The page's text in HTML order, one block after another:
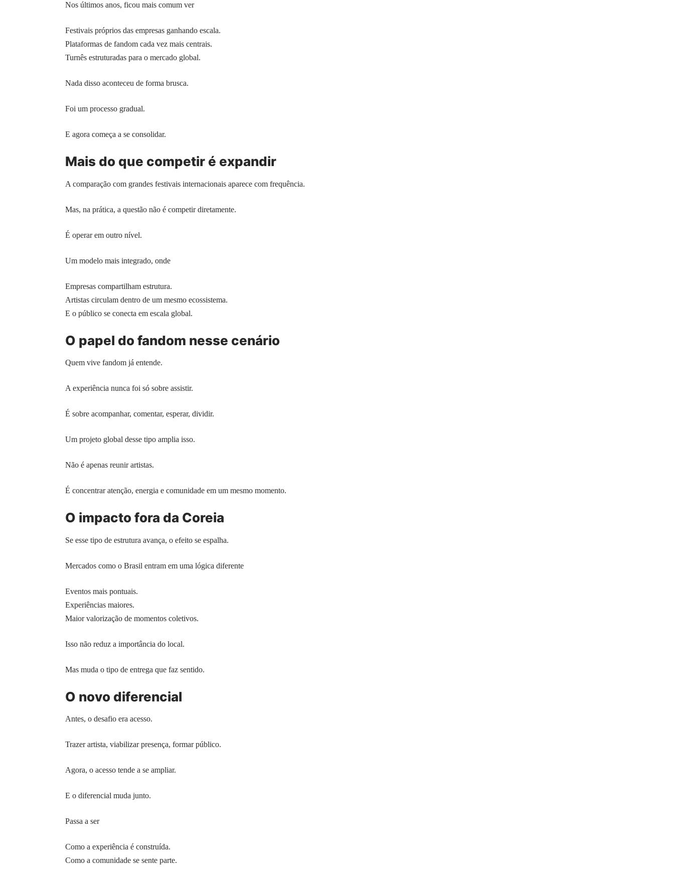
Nos últimos anos, ficou mais comum ver
Festivais próprios das empresas ganhando escala.
Plataformas de fandom cada vez mais centrais.
Turnês estruturadas para o mercado global.
Nada disso aconteceu de forma brusca.
Foi um processo gradual.
E agora começa a se consolidar.
Mais do que competir é expandir
A comparação com grandes festivais internacionais aparece com frequência.
Mas, na prática, a questão não é competir diretamente.
É operar em outro nível.
Um modelo mais integrado, onde
Empresas compartilham estrutura.
Artistas circulam dentro de um mesmo ecossistema.
E o público se conecta em escala global.
O papel do fandom nesse cenário
Quem vive fandom já entende.
A experiência nunca foi só sobre assistir.
É sobre acompanhar, comentar, esperar, dividir.
Um projeto global desse tipo amplia isso.
Não é apenas reunir artistas.
É concentrar atenção, energia e comunidade em um mesmo momento.
O impacto fora da Coreia
Se esse tipo de estrutura avança, o efeito se espalha.
Mercados como o Brasil entram em uma lógica diferente
Eventos mais pontuais.
Experiências maiores.
Maior valorização de momentos coletivos.
Isso não reduz a importância do local.
Mas muda o tipo de entrega que faz sentido.
O novo diferencial
Antes, o desafio era acesso.
Trazer artista, viabilizar presença, formar público.
Agora, o acesso tende a se ampliar.
E o diferencial muda junto.
Passa a ser
Como a experiência é construída.
Como a comunidade se sente parte.